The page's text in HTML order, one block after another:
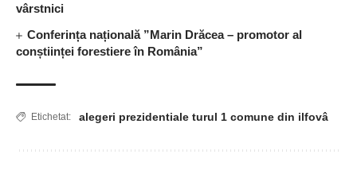
vârstnici
Conferința națională ”Marin Drăcea – promotor al
conștiinței forestiere în România”
Etichetat: alegeri prezidentiale turul 1 comune din ilfovâ